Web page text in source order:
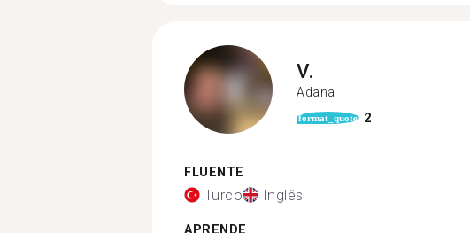
V.
Adana
format_quote 2
FLUENTE
Turco Inglês
APRENDE